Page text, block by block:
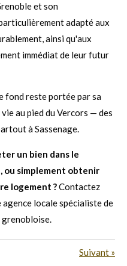
et son
adapté aux
ainsi qu'aux
immédiat de leur futur
fond reste portée par sa
au pied du Vercors — des
à Sassenage.
un bien dans le
ou simplement obtenir
logement ?Contactez
locale spécialiste de
grenobloise.
Suivant »